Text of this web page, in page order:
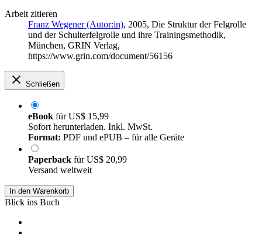
Arbeit zitieren
Franz Wegener (Autor:in), 2005, Die Struktur der Felgrolle
und der Schulterfelgrolle und ihre Trainingsmethodik,
München, GRIN Verlag,
https://www.grin.com/document/56156
Schließen
eBook fürUS$ 15,99
Sofort herunterladen. Inkl. MwSt.
Format: PDF und ePUB – für alle Geräte
Paperback fürUS$ 20,99
Versand weltweit
In den Warenkorb
Blick ins Buch